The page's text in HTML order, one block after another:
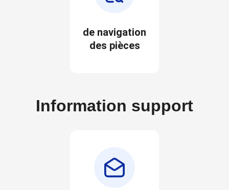
de navigation
des pièces
Information support